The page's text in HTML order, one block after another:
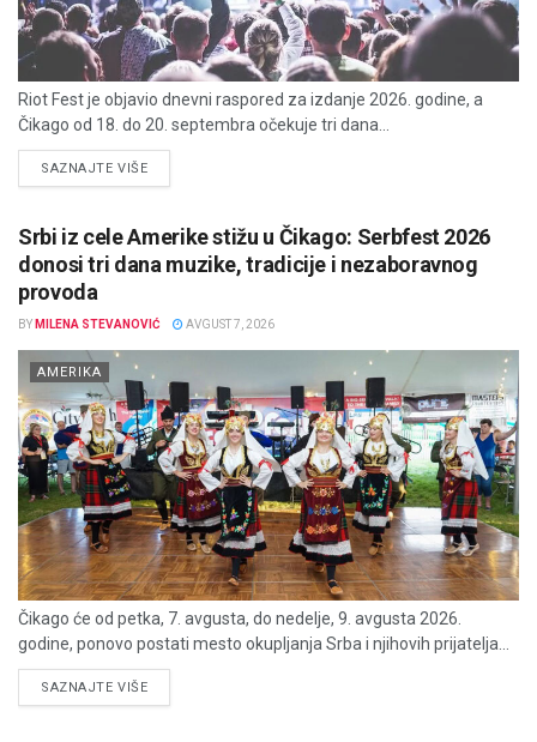
Riot Fest je objavio dnevni raspored za izdanje 2026. godine, a
Čikago od 18. do 20. septembra očekuje tri dana...
SAZNAJTE VIŠEDETAILS
Srbi iz cele Amerike stižu u Čikago: Serbfest 2026
donosi tri dana muzike, tradicije i nezaboravnog
provoda
BY MILENA STEVANOVIĆ AVGUST 7, 2026
AMERIKA
Čikago će od petka, 7. avgusta, do nedelje, 9. avgusta 2026.
godine, ponovo postati mesto okupljanja Srba i njihovih prijatelja...
SAZNAJTE VIŠEDETAILS